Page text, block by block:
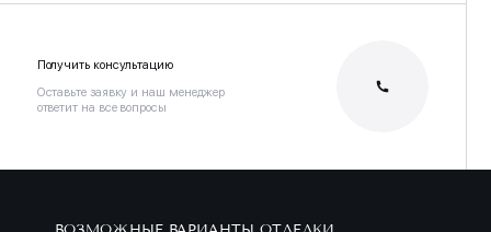
Получить консультацию
Оставьте заявку и наш менеджер
ответит на все вопросы